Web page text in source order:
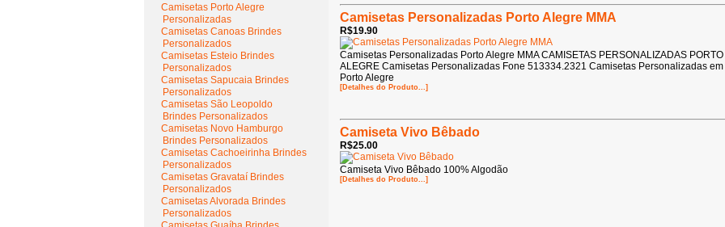
Camisetas Porto Alegre
Personalizadas
Camisetas Canoas Brindes
Personalizados
Camisetas Esteio Brindes
Personalizados
Camisetas Sapucaia Brindes
Personalizados
Camisetas São Leopoldo
Brindes Personalizados
Camisetas Novo Hamburgo
Brindes Personalizados
Camisetas Cachoeirinha Brindes
Personalizados
Camisetas Gravataí Brindes
Personalizados
Camisetas Alvorada Brindes
Personalizados
Camisetas Personalizadas Porto Alegre MMA
R$19.90
Camisetas Personalizadas Porto Alegre MMA CAMISETAS PERSONALIZADAS PORTO
ALEGRE Camisetas Personalizadas Fone 513334.2321 Camisetas Personalizadas em
Porto Alegre
[Detalhes do Produto...]
Camiseta Vivo Bêbado
R$25.00
Camiseta Vivo Bêbado 100% Algodão
[Detalhes do Produto...]